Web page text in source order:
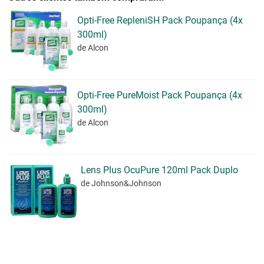
Opti-Free RepleniSH Pack Poupança (4x
300ml)
de Alcon
Opti-Free PureMoist Pack Poupança (4x
300ml)
de Alcon
Lens Plus OcuPure 120ml Pack Duplo
de Johnson&Johnson